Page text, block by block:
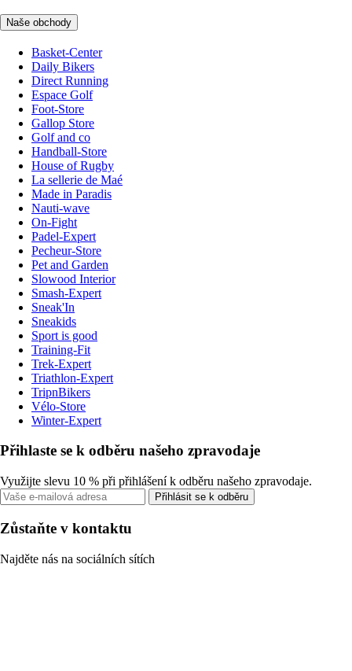
Naše obchody
Basket-Center
Daily Bikers
Direct Running
Espace Golf
Foot-Store
Gallop Store
Golf and co
Handball-Store
House of Rugby
La sellerie de Maé
Made in Paradis
Nauti-wave
On-Fight
Padel-Expert
Pecheur-Store
Pet and Garden
Slowood Interior
Smash-Expert
Sneak'In
Sneakids
Sport is good
Training-Fit
Trek-Expert
Triathlon-Expert
TripnBikers
Vélo-Store
Winter-Expert
Přihlaste se k odběru našeho zpravodaje
Využijte slevu 10 % při přihlášení k odběru našeho zpravodaje.
Přihlásit se k odběru
Zůstaňte v kontaktu
Najděte nás na sociálních sítích